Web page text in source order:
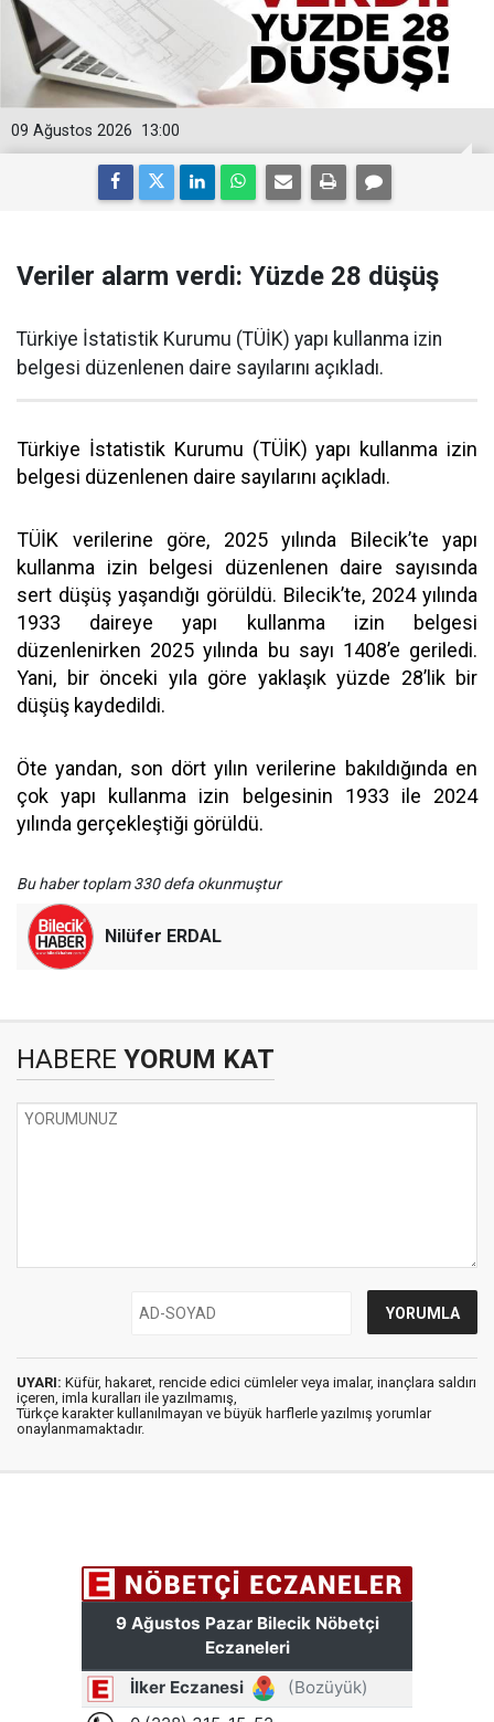
13:00
09 Ağustos 2026
Veriler alarm verdi: Yüzde 28 düşüş
Türkiye İstatistik Kurumu (TÜİK) yapı kullanma izin
belgesi düzenlenen daire sayılarını açıkladı.
Türkiye İstatistik Kurumu (TÜİK) yapı kullanma izin
belgesi düzenlenen daire sayılarını açıkladı.
TÜİK verilerine göre, 2025 yılında Bilecik’te yapı
kullanma izin belgesi düzenlenen daire sayısında
sert düşüş yaşandığı görüldü. Bilecik’te, 2024 yılında
1933 daireye yapı kullanma izin belgesi
düzenlenirken 2025 yılında bu sayı 1408’e geriledi.
Yani, bir önceki yıla göre yaklaşık yüzde 28’lik bir
düşüş kaydedildi.
Öte yandan, son dört yılın verilerine bakıldığında en
çok yapı kullanma izin belgesinin 1933 ile 2024
yılında gerçekleştiği görüldü.
Bu haber toplam 330 defa okunmuştur
Nilüfer ERDAL
HABERE YORUM KAT
UYARI: Küfür, hakaret, rencide edici cümleler veya imalar, inançlara saldırı
içeren, imla kuralları ile yazılmamış,
Türkçe karakter kullanılmayan ve büyük harflerle yazılmış yorumlar
onaylanmamaktadır.